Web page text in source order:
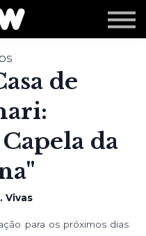
Zupi
de
da
Vivas
para os próximos dias